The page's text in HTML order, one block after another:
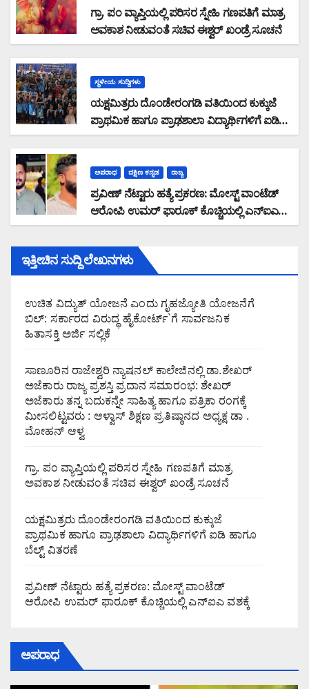
ಆಳ್ವ
ಗ್ರಾ. ಪಂ ವ್ಯಾಪ್ತಿಯಲ್ಲಿ ಪರಿಸರ ಸ್ನೇಹಿ ಗಣಪತಿಗೆ ಮಾತ್ರ
ಅವಕಾಶ ನೀಡುವಂತೆ ಸಚಿವ ಈಶ್ವರ್ ಖಂಡ್ರೆ ಸೂಚನೆ
ಸ್ಥಳೀಯ ಸುದ್ದಿಗಳು
ಯಕ್ಷಮಿತ್ರರು ದೊಂಡೇರಂಗಡಿ ವತಿಯಿಂದ ಕುಕ್ಕುಜೆ
ಪ್ರಾಥಮಿಕ ಹಾಗೂ ಪ್ರಾಢಶಾಲಾ ವಿದ್ಯಾರ್ಥಿಗಳಿಗೆ ಐಡಿ
ಹಾಗೂ ಬೆಲ್ಟ್ ವಿತರಣೆ
ಅಪರಾಧ ದಕ್ಷಿಣ ಕನ್ನಡ ರಾಜ್ಯ
ಪ್ರವೀಣ್ ನೆಟ್ಟಾರು ಹತ್ಯೆ ಪ್ರಕರಣ: ಮೋಸ್ಟ್ ವಾಂಟೆಡ್
ಆರೋಪಿ ಉಮರ್ ಫಾರೂಕ್ ಕೊಚ್ಚಿಯಲ್ಲಿ ಎನ್‌ಐಎ
ವಶಕ್ಕೆ
ಇತ್ತೀಚಿನ ಸುದ್ದಿ ಲೇಖನಗಳು
ಉಚಿತ ವಿದ್ಯುತ್ ಯೋಜನೆ ಎಂದು ಗೃಹಜ್ಯೋತಿ ಯೋಜನೆಗೆ
ಬಿಲ್: ಸರ್ಕಾರದ ವಿರುದ್ಧ ಹೈಕೋರ್ಟ್`ಗೆ ಸಾರ್ವಜನಿಕ
ಹಿತಾಸಕ್ತಿ ಅರ್ಜಿ ಸಲ್ಲಿಕೆ
ಸಾಣೂರಿನ ರಾಜೇಶ್ವರಿ ನ್ಯಾಷನಲ್ ಕಾಲೇಜಿನಲ್ಲಿ ಡಾ.ಶೇಖರ್
ಅಜೆಕಾರು ರಾಜ್ಯ ಪ್ರಶಸ್ತಿ ಪ್ರದಾನ ಸಮಾರಂಭ: ಶೇಖರ್
ಅಜೆಕಾರು ತನ್ನ ಬದುಕನ್ನೇ ಸಾಹಿತ್ಯ ಹಾಗೂ ಪತ್ರಿಕಾ ರಂಗಕ್ಕೆ
ಮೀಸಲಿಟ್ಟವರು : ಆಳ್ವಾಸ್ ಶಿಕ್ಷಣ ಪ್ರತಿಷ್ಠಾನದ ಅಧ್ಯಕ್ಷ ಡಾ .
ಮೋಹನ್ ಆಳ್ವ
ಗ್ರಾ. ಪಂ ವ್ಯಾಪ್ತಿಯಲ್ಲಿ ಪರಿಸರ ಸ್ನೇಹಿ ಗಣಪತಿಗೆ ಮಾತ್ರ
ಅವಕಾಶ ನೀಡುವಂತೆ ಸಚಿವ ಈಶ್ವರ್ ಖಂಡ್ರೆ ಸೂಚನೆ
ಯಕ್ಷಮಿತ್ರರು ದೊಂಡೇರಂಗಡಿ ವತಿಯಿಂದ ಕುಕ್ಕುಜೆ
ಪ್ರಾಥಮಿಕ ಹಾಗೂ ಪ್ರಾಢಶಾಲಾ ವಿದ್ಯಾರ್ಥಿಗಳಿಗೆ ಐಡಿ ಹಾಗೂ
ಬೆಲ್ಟ್ ವಿತರಣೆ
ಪ್ರವೀಣ್ ನೆಟ್ಟಾರು ಹತ್ಯೆ ಪ್ರಕರಣ: ಮೋಸ್ಟ್ ವಾಂಟೆಡ್
ಆರೋಪಿ ಉಮರ್ ಫಾರೂಕ್ ಕೊಚ್ಚಿಯಲ್ಲಿ ಎನ್‌ಐಎ ವಶಕ್ಕೆ
ಅಪರಾಧ